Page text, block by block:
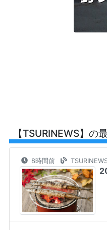
【TSURINEWS】の
8時間前